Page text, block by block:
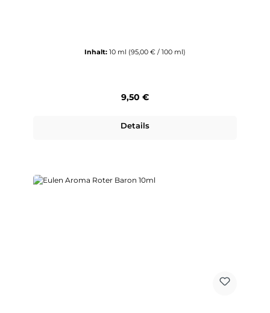
Inhalt: 10 ml (95,00 € / 100 ml)
Regulärer Preis:
9,50 €
Details